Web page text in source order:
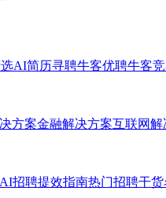
AI简历寻聘牛客优聘牛客
方案金融解决方案互联网解
AI招聘提效指南热门招聘干货